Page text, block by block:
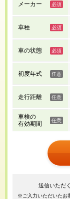
メーカー
車種
車の状態
初度年式
走行距離
車検の
有効期間
送信いただ
※ご入力いただいたお